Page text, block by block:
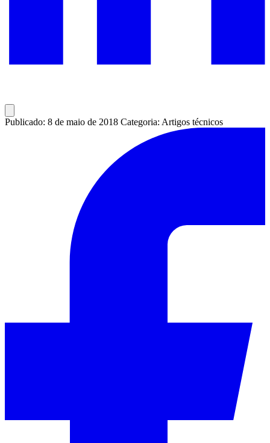
Publicado: 8 de maio de 2018 Categoria: Artigos técnicos